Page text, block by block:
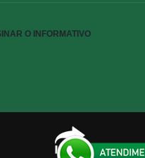
O INFORMATIVO